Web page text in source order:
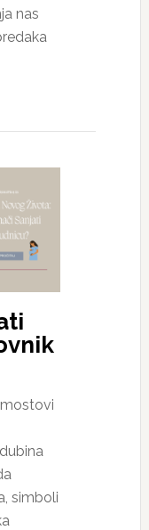
nas
simboli